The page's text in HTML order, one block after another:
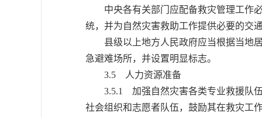
中央各有关部门应配备救灾管理工作必
统，并为自然灾害救助工作提供必要的交
县级以上地方人民政府应当根据当地居
急避难场所，并设置明显标志。
3.5 人力资源准备
3.5.1 加强自然灾害各类专业救援队伍
社会组织和志愿者队伍，鼓励其在救灾工